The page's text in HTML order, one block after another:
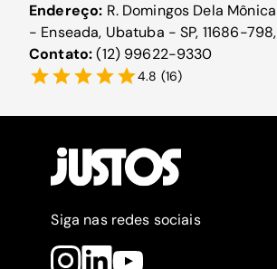
Endereço: R. Domingos Dela
- Enseada, Ubatuba - SP, 11686-
Contato:(12) 99622-9330
4.8 (16)
Siga nas redes sociais